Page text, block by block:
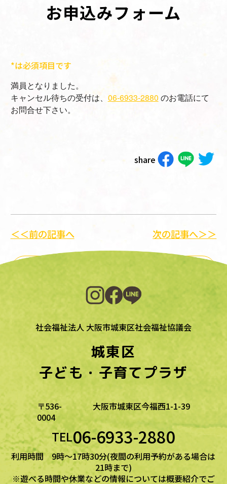
お申込みフォーム
*は必須項目です
満員となりました。
キャンセル待ちの受付は、 06-6933-2880 のお電話にて
お問合せ下さい。
share
＜＜前の記事へ
一覧に戻る
次の記事へ＞＞
社会福祉法人 大阪市城東区社会福祉協議会
城東区
子ども・子育てプラザ
〒536-
0004
大阪市城東区今福西1-1-39
TEL06-6933-2880
利用時間 9時～17時30分(夜間の利用予約がある場合は
21時まで)
※遊べる時間や休業などの情報については概要紹介でご